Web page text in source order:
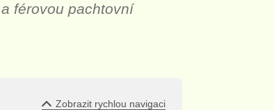
férovou pachtovní
Zobrazit rychlou navigaci